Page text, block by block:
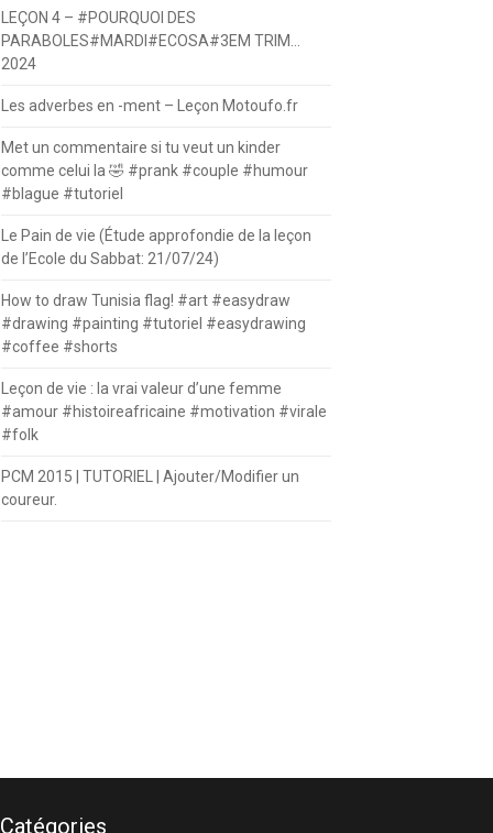
LEÇON 4 – #POURQUOI DES
PARABOLES#MARDI#ECOSA#3EM TRIM…
2024
Les adverbes en -ment – Leçon Motoufo.fr
Met un commentaire si tu veut un kinder
comme celui la 🤣 #prank #couple #humour
#blague #tutoriel
Le Pain de vie (Étude approfondie de la leçon
de l’Ecole du Sabbat: 21/07/24)
How to draw Tunisia flag! #art #easydraw
#drawing #painting #tutoriel #easydrawing
#coffee #shorts
Leçon de vie : la vrai valeur d’une femme
#amour #histoireafricaine #motivation #virale
#folk
PCM 2015 | TUTORIEL | Ajouter/Modifier un
coureur.
Catégories